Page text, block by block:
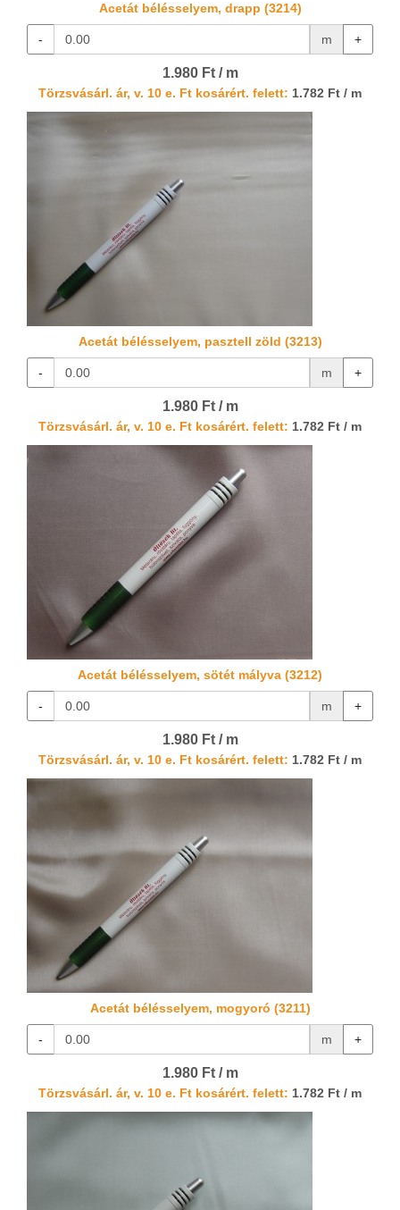
Acetát bélésselyem, drapp (3214)
- m +
1.980 Ft / m
Törzsvásárl. ár, v. 10 e. Ft kosárért. felett: 1.782 Ft / m
Acetát bélésselyem, pasztell zöld (3213)
- m +
1.980 Ft / m
Törzsvásárl. ár, v. 10 e. Ft kosárért. felett: 1.782 Ft / m
Acetát bélésselyem, sötét mályva (3212)
- m +
1.980 Ft / m
Törzsvásárl. ár, v. 10 e. Ft kosárért. felett: 1.782 Ft / m
Acetát bélésselyem, mogyoró (3211)
- m +
1.980 Ft / m
Törzsvásárl. ár, v. 10 e. Ft kosárért. felett: 1.782 Ft / m